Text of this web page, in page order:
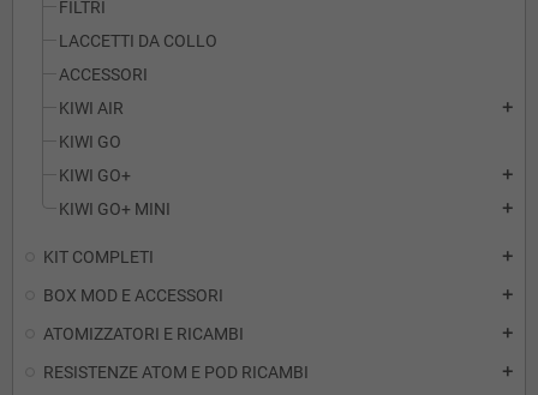
FILTRI
LACCETTI DA COLLO
ACCESSORI
KIWI AIR
add
KIWI GO
KIWI GO+
add
KIWI GO+ MINI add
KIT COMPLETI add
BOX MOD E ACCESSORI add
ATOMIZZATORI E RICAMBI add
RESISTENZE ATOM E POD RICAMBI add